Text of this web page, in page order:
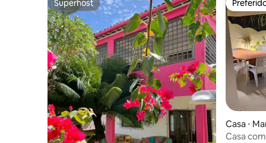
Superhost
Superhost
Casa ⋅
Casa